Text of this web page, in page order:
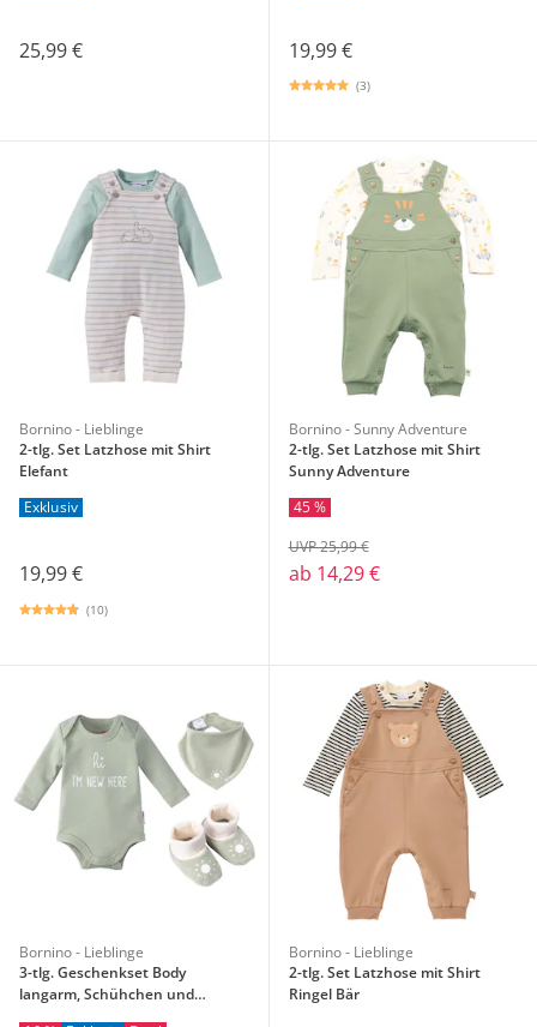
25,99 € 19,99 €
(3)
Bornino - Lieblinge
2-tlg. Set Latzhose mit Shirt
Elefant
Exklusiv
19,99 €
(10)
Bornino - Sunny Adventure
2-tlg. Set Latzhose mit Shirt
Sunny Adventure
45 %
ab 14,29 €
UVP 25,99 €
Bornino - Lieblinge
3-tlg. Geschenkset Body
langarm, Schühchen und
Bornino - Lieblinge
2-tlg. Set Latzhose mit Shirt
Ringel Bär